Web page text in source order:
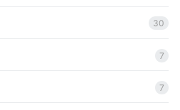
30
7
7